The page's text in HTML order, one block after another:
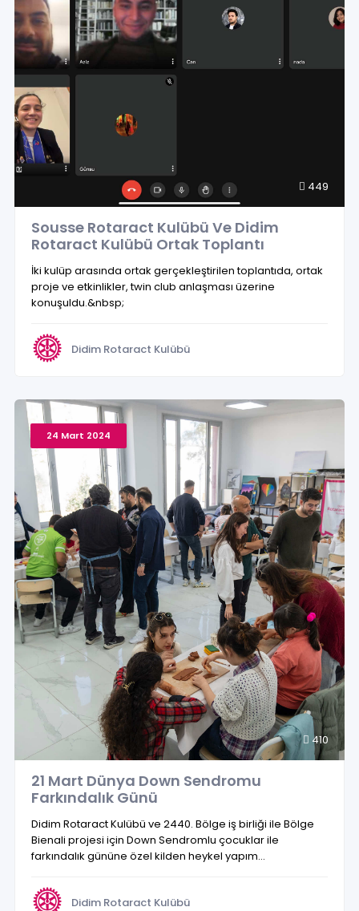
449
Sousse Rotaract Kulübü Ve Didim
Rotaract Kulübü Ortak Toplantı
İki kulüp arasında ortak gerçekleştirilen toplantıda, ortak
proje ve etkinlikler, twin club anlaşması üzerine
konuşuldu.&nbsp;
Didim Rotaract Kulübü
24 Mart 2024
410
21 Mart Dünya Down Sendromu
Farkındalık Günü
Didim Rotaract Kulübü ve 2440. Bölge iş birliği ile Bölge
Bienali projesi için Down Sendromlu çocuklar ile
farkındalık gününe özel kilden heykel yapım...
Didim Rotaract Kulübü